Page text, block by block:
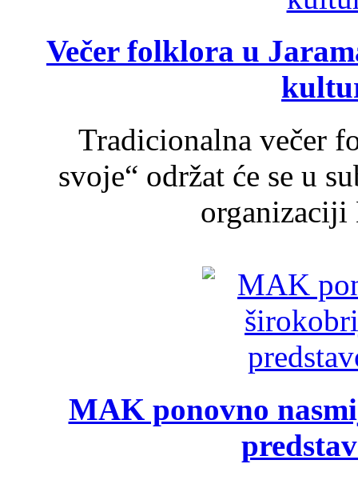
Večer folklora u
Tradicionalna večer
svoje“ održat će se u
organizaciji
MAK ponovno